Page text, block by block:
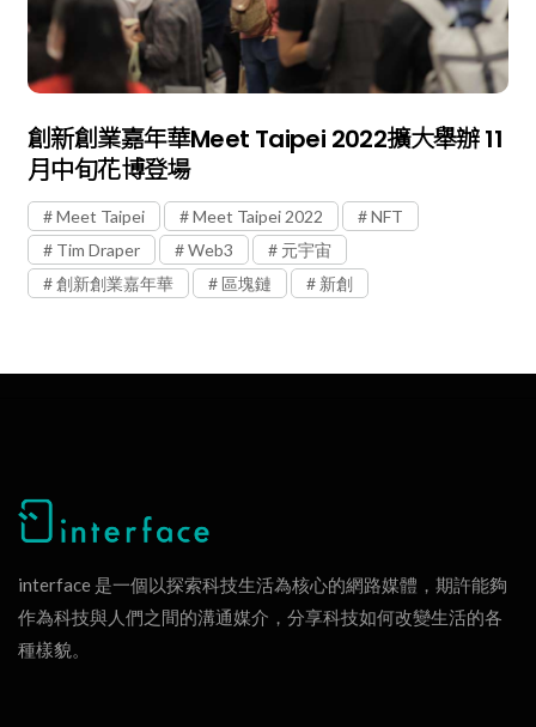
創新創業嘉年華Meet Taipei 2022擴大舉辦 11
月中旬花博登場
Meet Taipei Meet Taipei 2022
NFT
Tim Draper
Web3
元宇宙
創新創業嘉年華
區塊鏈 新創
interface 是一個以探索科技生活為核心的網路媒體，期許能夠
作為科技與人們之間的溝通媒介，分享科技如何改變生活的各
種樣貌。